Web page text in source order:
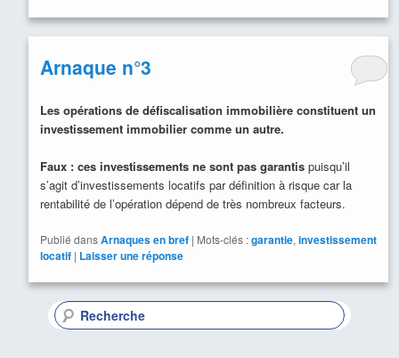
Arnaque n°3
Les opérations de défiscalisation immobilière constituent un
investissement immobilier comme un autre.
Faux : ces investissements ne sont pas garantispuisqu’il
s’agit d’investissements locatifs par définition à risque car la
rentabilité de l’opération dépend de très nombreux facteurs.
Publié dansArnaques en bref | Mots-clés :garantie, investissement
locatif | Laisser une réponse
R
e